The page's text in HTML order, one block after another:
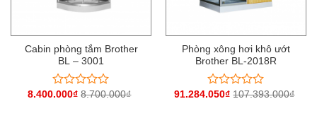
Cabin phòng tắm Brother
BL – 3001
Được
8.400.000₫ 8.700.000₫
Phòng xông hơi khô ướt
Brother BL-2018R
Được
91.284.050₫ 107.393.000₫